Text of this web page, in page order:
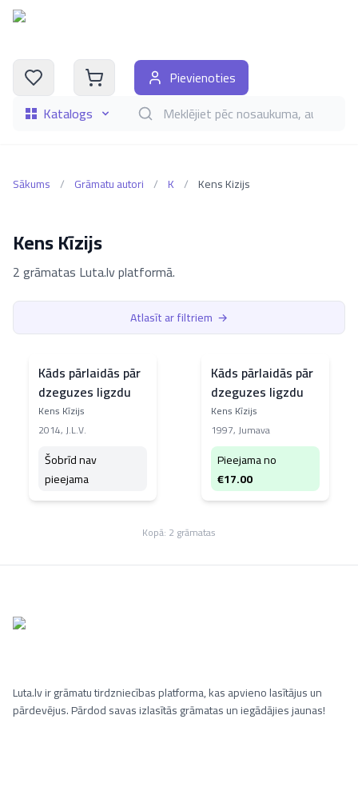
Katalogs Meklēt grāmatas pēc nosaukuma, autora,
Pievienoties
Sākums / Grāmatu autori / K / Kens Kizijs
Kens Kīzijs
2 grāmatas Luta.lv platformā.
Atlasīt ar filtriem →
Kāds pārlaidās pār
dzeguzes ligzdu
Kens Kīzijs
2014,J.L.V.
Šobrīd nav
pieejama
Kāds pārlaidās pār
dzeguzes ligzdu
Kens Kīzijs
1997,Jumava
Pieejama no
€17.00
Kopā: 2 grāmatas
Luta.lv ir grāmatu tirdzniecības platforma, kas apvieno lasītājus un
pārdevējus. Pārdod savas izlasītās grāmatas un iegādājies jaunas!